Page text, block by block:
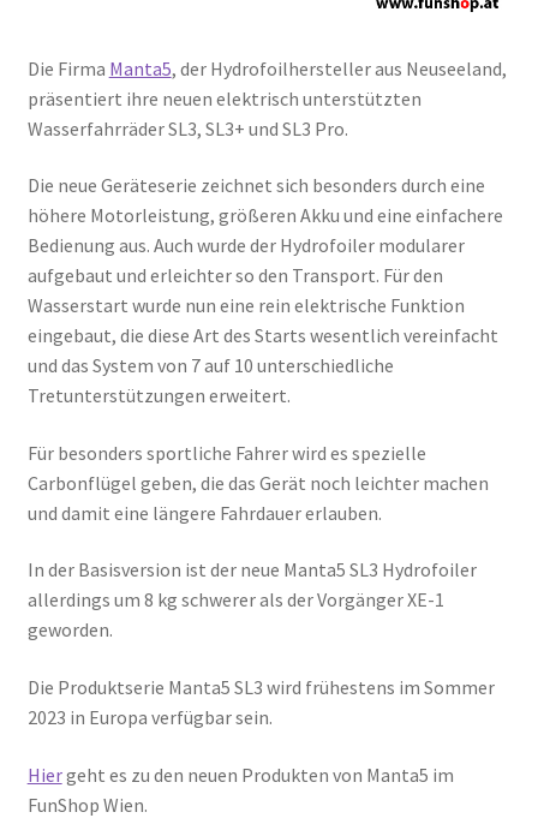
Die Firma Manta5, der Hydrofoilhersteller aus Neuseeland,
präsentiert ihre neuen elektrisch unterstützten
Wasserfahrräder SL3, SL3+ und SL3 Pro.
Die neue Geräteserie zeichnet sich besonders durch eine
höhere Motorleistung, größeren Akku und eine einfachere
Bedienung aus. Auch wurde der Hydrofoiler modularer
aufgebaut und erleichter so den Transport. Für den
Wasserstart wurde nun eine rein elektrische Funktion
eingebaut, die diese Art des Starts wesentlich vereinfacht
und das System von 7 auf 10 unterschiedliche
Tretunterstützungen erweitert.
Für besonders sportliche Fahrer wird es spezielle
Carbonflügel geben, die das Gerät noch leichter machen
und damit eine längere Fahrdauer erlauben.
In der Basisversion ist der neue Manta5 SL3 Hydrofoiler
allerdings um 8 kg schwerer als der Vorgänger XE-1
geworden.
Die Produktserie Manta5 SL3 wird frühestens im Sommer
2023 in Europa verfügbar sein.
Hiergeht es zu den neuen Produkten von Manta5 im
FunShop Wien.